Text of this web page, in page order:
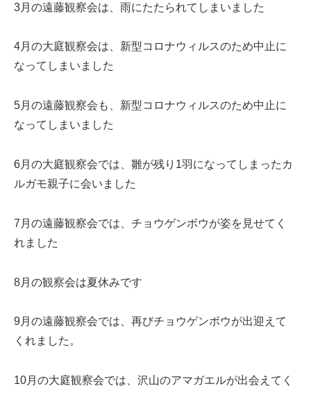
3月の遠藤観察会は、雨にたたられてしまいました
4月の大庭観察会は、新型コロナウィルスのため中止に
なってしまいました
5月の遠藤観察会も、新型コロナウィルスのため中止に
なってしまいました
6月の大庭観察会では、雛が残り1羽になってしまったカ
ルガモ親子に会いました
7月の遠藤観察会では、チョウゲンボウが姿を見せてく
れました
8月の観察会は夏休みです
9月の遠藤観察会では、再びチョウゲンボウが出迎えて
くれました。
10月の大庭観察会では、沢山のアマガエルが出会えてく